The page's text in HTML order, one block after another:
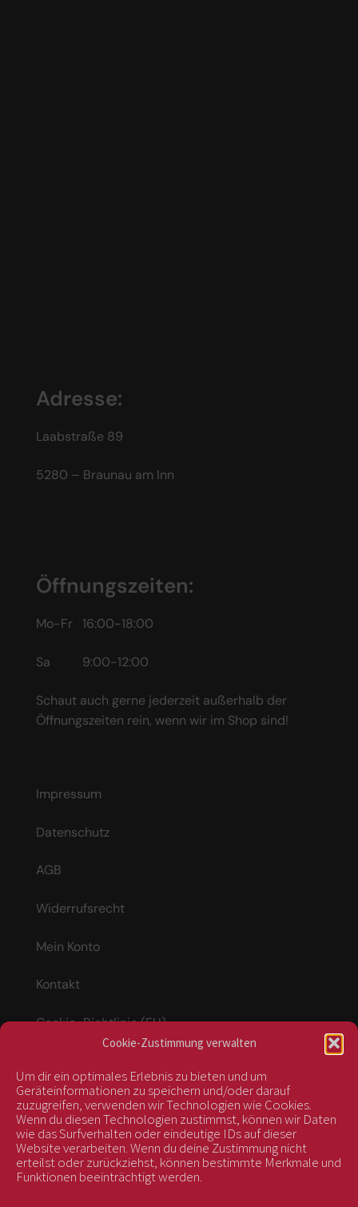
Cookie-Zustimmung verwalten
Um dir ein optimales Erlebnis zu bieten und um
Geräteinformationen zu speichern und/oder darauf
zuzugreifen, verwenden wir Technologien wie Cookies.
Wenn du diesen Technologien zustimmst, können wir Daten
wie das Surfverhalten oder eindeutige IDs auf dieser
Website verarbeiten. Wenn du deine Zustimmung nicht
erteilst oder zurückziehst, können bestimmte Merkmale und
Funktionen beeinträchtigt werden.
Adresse:
Laabstraße 89
5280 – Braunau am Inn
Öffnungszeiten:
Mo-Fr 16:00-18:00
Sa 9:00-12:00
Schaut auch gerne jederzeit außerhalb der
Öffnungszeiten rein, wenn wir im Shop sind!
Impressum
Datenschutz
AGB
Widerrufsrecht
Mein Konto
Kontakt
Cookie-Richtlinie (EU)
Vertrag widerrufen
kontrolliert durch: